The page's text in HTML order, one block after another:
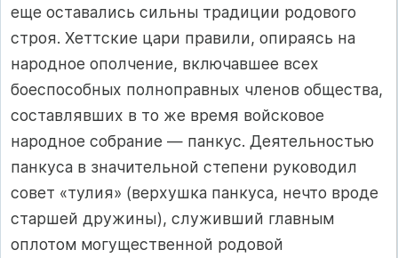
еще оставались сильны традиции родового
строя. Хеттские цари правили, опираясь на
народное ополчение, включавшее всех
боеспособных полноправных членов общества,
составлявших в то же время войсковое
народное собрание — панкус. Деятельностью
панкуса в значительной степени руководил
совет «тулия» (верхушка панкуса, нечто вроде
старшей дружины), служивший главным
оплотом могущественной родовой